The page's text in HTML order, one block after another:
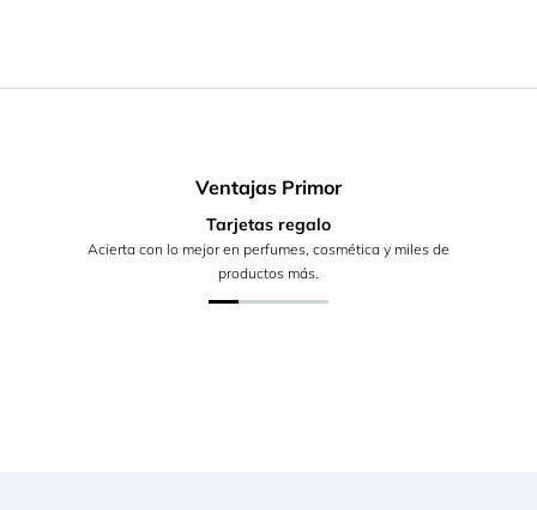
Ventajas Primor
Tarjetas regalo
Acierta con lo mejor en perfumes, cosmética y miles de
productos más.